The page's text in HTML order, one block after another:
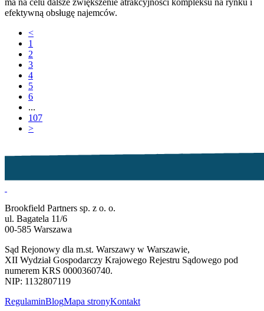
ma na celu dalsze zwiększenie atrakcyjności kompleksu na rynku i
efektywną obsługę najemców.
<
1
2
3
4
5
6
...
107
>
Brookfield Partners sp. z o. o.
ul. Bagatela 11/6
00-585 Warszawa
Sąd Rejonowy dla m.st. Warszawy w Warszawie,
XII Wydział Gospodarczy Krajowego Rejestru Sądowego pod
numerem KRS 0000360740.
NIP: 1132807119
RegulaminBlogMapa stronyKontakt